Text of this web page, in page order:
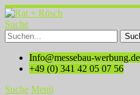
Suche
Info@messebau-werbung.de
+49 (0) 341 42 05 07 56
Suche Menü